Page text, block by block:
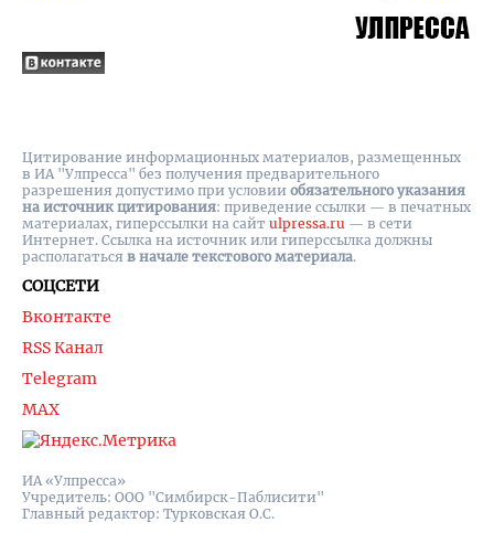
ИА «Улпресса»
Учредитель: ООО "Симбирск-Паблисити"
Главный редактор: Турковская О.С.
СОЦСЕТИ
Вконтакте
RSS Канал
Telegram
MAX
Цитирование информационных материалов, размещенных
в ИА "Улпресса" без получения предварительного
разрешения допустимо при условии обязательного указания
на источник цитирования: приведение ссылки — в печатных
материалах, гиперссылки на cайт ulpressa.ru — в сети
Интернет. Ссылка на источник или гиперссылка должны
располагаться в начале текстового материала.